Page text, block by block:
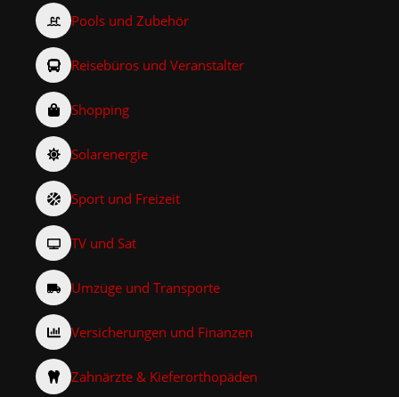
Pools und Zubehör
Reisebüros und Veranstalter
Shopping
Solarenergie
Sport und Freizeit
TV und Sat
Umzüge und Transporte
Versicherungen und Finanzen
Zahnärzte & Kieferorthopäden